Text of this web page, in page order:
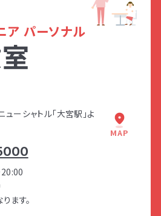
業のお問い合わせ
ア パーソナル
ューシャトル「大宮駅」よ
MAP
ます。
の感じ方や能力
むアンケート
きに対する過敏性
じ方の弱さ
ールする能力
敏性
いる部分を見つける
める機会が増えた！
つ自信がつき、チャレ
た環境の整え方が分か
とが増えた！
が身についたことで、イ
互いの笑顔が増えた！
動できる」ようになる
が分かり、反抗的だ
しずつ自律に向けて
良好になった！
。
ニューシャトルの改札近
くの階段を降ります。
点
局
大栄橋の交差点のセブ